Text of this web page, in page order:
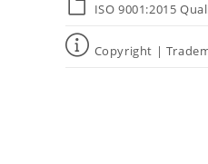
ISO 9001:2015
Copyright |